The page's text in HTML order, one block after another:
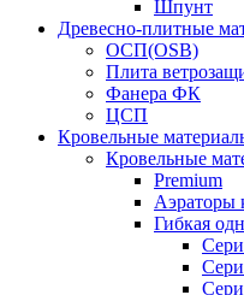
Шпунт
Древесно-плитные
ОСП(OSB)
Плита
Фанера ФК
ЦСП
Кровельные
Кровельные
Premium
Аэраторы
Гибкая